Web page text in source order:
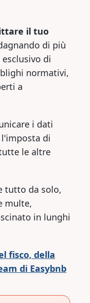
il tuo
di più
di
normativi,
a
i dati
di
le altre
tutto da solo,
multe,
in lunghi
fisco, della
di Easybnb